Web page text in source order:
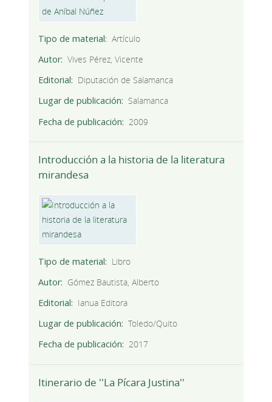
Tipo de material
Artículo
Autor
Vives Pérez, Vicente
Editorial
Diputación de Salamanca
Lugar de publicación
Salamanca
Fecha de publicación
2009
Introducción a la historia de la literatura
mirandesa
Tipo de material
Libro
Autor
Gómez Bautista, Alberto
Editorial
Ianua Editora
Lugar de publicación
Toledo/Quito
Fecha de publicación
2017
Itinerario de ''La Pícara Justina''